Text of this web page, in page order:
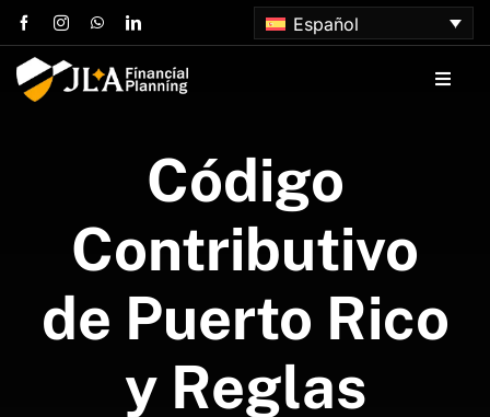
Skip
to
content
Español
Toggle
Sobre nosotros
Código
Contributivo
de Puerto Rico
y Reglas